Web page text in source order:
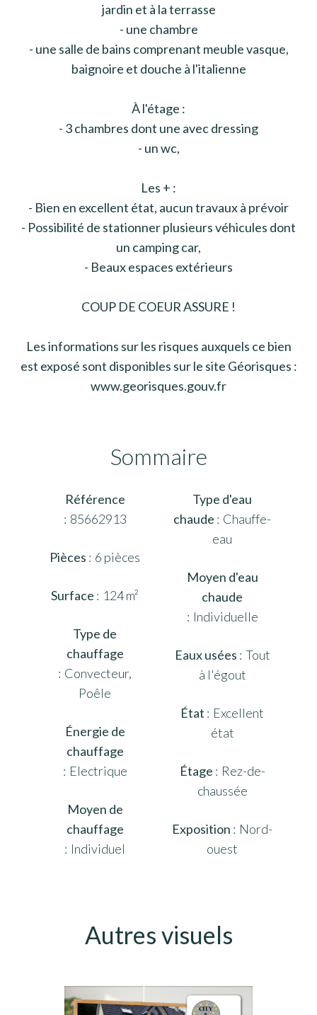
jardin et à la terrasse
- une chambre
- une salle de bains comprenant meuble vasque,
baignoire et douche à l'italienne
À l'étage :
- 3 chambres dont une avec dressing
- un wc,
Les + :
- Bien en excellent état, aucun travaux à prévoir
- Possibilité de stationner plusieurs véhicules dont
un camping car,
- Beaux espaces extérieurs
COUP DE COEUR ASSURE !
Les informations sur les risques auxquels ce bien
est exposé sont disponibles sur le site Géorisques :
www.georisques.gouv.fr
Sommaire
Référence
85662913
Pièces 6 pièces
Surface 124 m²
Type de
chauffage
Convecteur,
Poêle
Énergie de
chauffage
Electrique
Moyen de
chauffage
Individuel
Type d'eau
chaude
Chauffe-
eau
Moyen d'eau
chaude
Individuelle
Eaux usées Tout
à l'égout
État
Excellent
état
Étage
Rez-de-
chaussée
Exposition
Nord-
ouest
Autres visuels